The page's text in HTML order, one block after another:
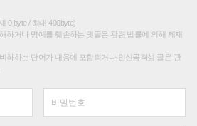
0 byte / 최대 400byte)
하거나 명예를 훼손하는 댓글은 관련 법률에 의해 제재
하하는 단어가 내용에 포함되거나 인신공격성 글은 관